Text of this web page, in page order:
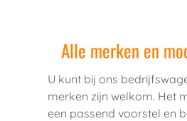
Alle merken en
U kunt bij ons
merken zijn welkom. Het
een passend voorstel en